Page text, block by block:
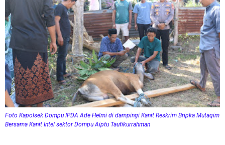
Foto Kapolsek Dompu IPDA Ade Helmi di dampingi Kanit Reskrim Bripka Mutaqim
Bersama Kanit Intel sektor Dompu Aiptu Taufikurrahman